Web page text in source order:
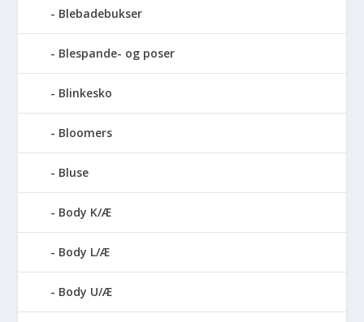
Blebadebukser
Blespande- og poser
Blinkesko
Bloomers
Bluse
Body K/Æ
Body L/Æ
Body U/Æ